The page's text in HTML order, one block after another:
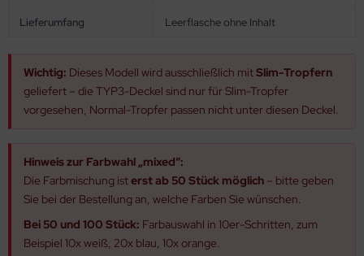
Lieferumfang Leerflasche ohne Inhalt
Wichtig: Dieses Modell wird ausschließlich mitSlim-Tropfern
geliefert – die TYP3-Deckel sind nur für Slim-Tropfer
vorgesehen, Normal-Tropfer passen nicht unter diesen Deckel.
Hinweis zur Farbwahl „mixed“:
Die Farbmischung isterst ab 50 Stück möglich – bitte geben
Sie bei der Bestellung an, welche Farben Sie wünschen.
Bei 50 und 100 Stück: Farbauswahl in 10er-Schritten, zum
Beispiel 10x weiß, 20x blau, 10x orange.